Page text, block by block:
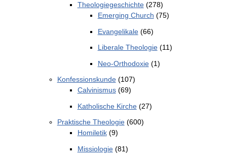
Theologiegeschichte(278)
Emerging Church (75)
Evangelikale(66)
Liberale Theologie(11)
Neo-Orthodoxie(1)
Konfessionskunde(107)
Calvinismus(69)
Katholische Kirche(27)
Praktische Theologie(600)
Homiletik(9)
Missiologie(81)